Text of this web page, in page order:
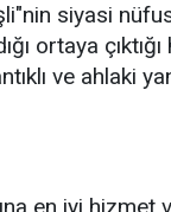
siyasi
ortaya
ve ahlaki